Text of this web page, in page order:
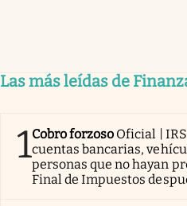
Las más leídas de
1Cobro forzoso Oficial |
cuentas bancarias,
personas que no hayan
Final de Impuestos